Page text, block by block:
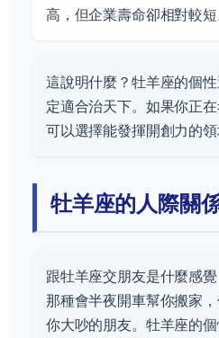
高，但企業壽命卻相對較短
這說明什麼？牡羊座的個
定適合治天下。如果你正
可以選擇能發揮開創力的領
牡羊座的人際關
跟牡羊座交朋友是什麼感
那種會半夜開車幫你搬家
你大吵的朋友。牡羊座的